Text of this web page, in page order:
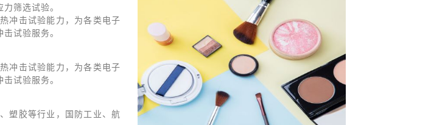
筛选试验。
冲击试验能力，为各类电子
试验服务。
冲击试验能力，为各类电子
试验服务。
塑胶等行业，国防工业、航